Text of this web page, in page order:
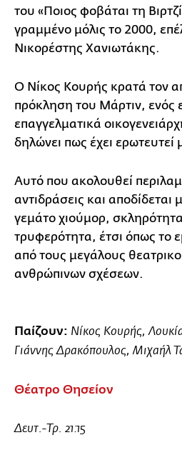
του «Ποιος φοβάται τη
γραμμένο μόλις το 2000,
Νικορέστης Χανιωτάκης.
Ο Νίκος Κουρής κρατά τον
πρόκληση του Μάρτιν, ενός
επαγγελματικά
δηλώνει πως έχει ερωτευτεί
Αυτό που ακολουθεί
αντιδράσεις και
γεμάτο χιούμορ,
τρυφερότητα, έτσι όπως το
από τους μεγάλους
ανθρώπινων σχέσεων.
Παίζουν: Νίκος Κουρής,
Γιάννης Δρακόπουλος, Μιχαήλ
Θέατρο Θησείον
Δευτ.-Τρ. 21:15